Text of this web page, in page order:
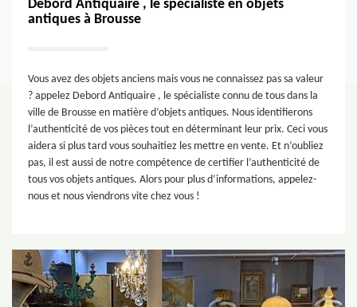
Debord Antiquaire , le spécialiste en objets
antiques à Brousse
Vous avez des objets anciens mais vous ne connaissez pas sa valeur
? appelez Debord Antiquaire , le spécialiste connu de tous dans la
ville de Brousse en matière d’objets antiques. Nous identifierons
l’authenticité de vos pièces tout en déterminant leur prix. Ceci vous
aidera si plus tard vous souhaitiez les mettre en vente. Et n’oubliez
pas, il est aussi de notre compétence de certifier l’authenticité de
tous vos objets antiques. Alors pour plus d’informations, appelez-
nous et nous viendrons vite chez vous !